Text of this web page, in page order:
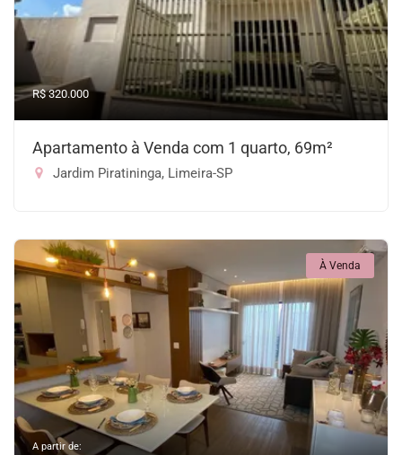
R$ 320.000
Apartamento à Venda com 1 quarto, 69m²
Jardim Piratininga, Limeira-SP
À Venda
A partir de: